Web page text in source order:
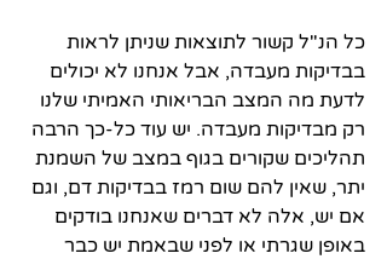
כל הנ"ל קשור לתוצאות שניתן לראות
בבדיקות מעבדה, אבל אנחנו לא יכולים
לדעת מה המצב הבריאותי האמיתי שלנו
רק מבדיקות מעבדה. יש עוד כל-כך הרבה
תהליכים שקורים בגוף במצב של השמנת
יתר, שאין להם שום רמז בבדיקות דם, וגם
אם יש, אלה לא דברים שאנחנו בודקים
באופן שגרתי או לפני שבאמת יש כבר